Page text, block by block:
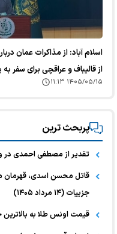
اسلام آباد: از مذاکرات عمان
از قالیباف و عراقچی برای سفر به
۱۴۰۵/۰۵/۱۵ ۱۱:۱۳
پربحث ترین
تقدیر از مصطفی احمدی در
قاتل محسن اسدی، قهرمان
جزییات (۱۴ مرداد ۱۴۰۵)
قیمت اونس طلا به بالاترین حد خود در ۷